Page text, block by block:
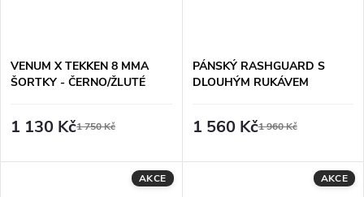
VENUM X TEKKEN 8 MMA
ŠORTKY - ČERNO/ŽLUTÉ
1 130 Kč1 750 Kč
PÁNSKÝ RASHGUARD S
DLOUHÝM RUKÁVEM
1 560 Kč1 960 Kč
AKCE AKCE